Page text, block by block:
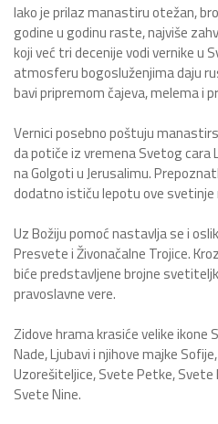
Iako je prilaz manastiru otežan,
godine u godinu raste, najviše
koji već tri decenije vodi vernike u
atmosferu bogosluženjima daju
bavi pripremom čajeva, melema i
Vernici posebno poštuju
da potiče iz vremena Svetog cara
na Golgoti u Jerusalimu.
dodatno ističu lepotu ove svetinje
Uz Božiju pomoć nastavlja se i
Presvete i Živonačalne Trojice.
biće predstavljene brojne
pravoslavne vere.
Zidove hrama krasiće velike ikone
Nade, Ljubavi i njihove majke
Uzorešiteljice, Svete Petke, Svete
Svete Nine.